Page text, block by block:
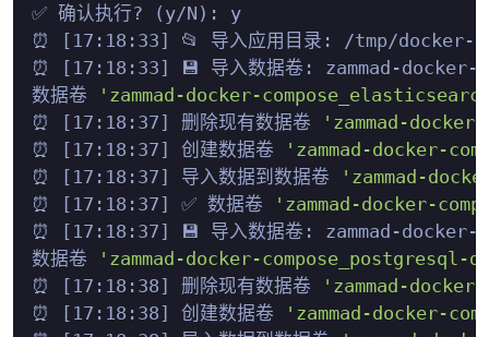
✅ 确认执行? (y/N): y
⏰ [17:18:33] 📂 导入应用目录: /tmp/docker-
⏰ [17:18:33] 💾 导入数据卷: zammad-
数据卷
'zammad-docker-
⏰ [17:18:37] 删除现有数据卷
'zammad-
⏰ [17:18:37] 创建数据卷
'zammad-docker-
⏰ [17:18:37] 导入数据到数据卷
'zammad-
⏰ [17:18:37] ✅ 数据卷
'zammad-docker-
⏰ [17:18:37] 💾 导入数据卷: zammad-
数据卷
'zammad-docker-compose_postgresql-
⏰ [17:18:38] 删除现有数据卷
'zammad-
⏰ [17:18:38] 创建数据卷
'zammad-docker-